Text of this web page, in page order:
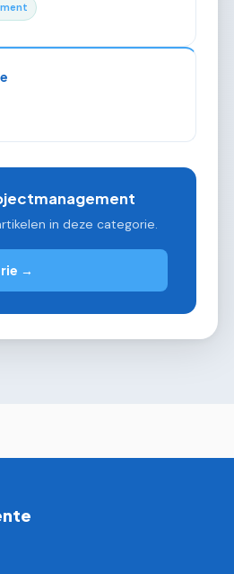
in deze categorie.
→